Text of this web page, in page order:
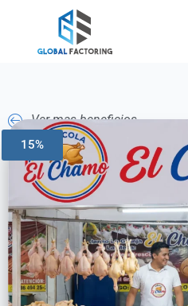
Ver mas beneficios
15%